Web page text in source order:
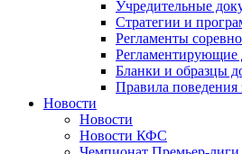
Учредительные
Стратегии и
Регламенты
Регламентирующие
Бланки и образцы
Правила поведения
Новости
Новости
Новости КФС